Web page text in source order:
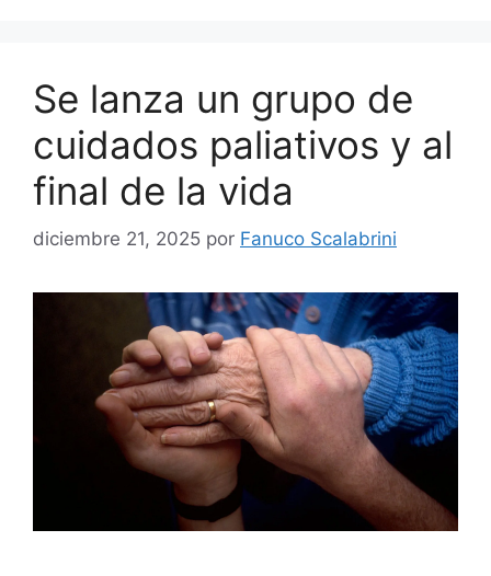
Se lanza un grupo de
cuidados paliativos y al
final de la vida
diciembre 21, 2025 por Fanuco Scalabrini